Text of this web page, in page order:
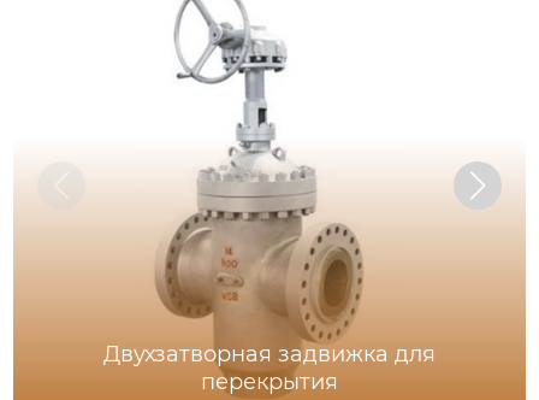
Двухзатворная задвижка для
перекрытия